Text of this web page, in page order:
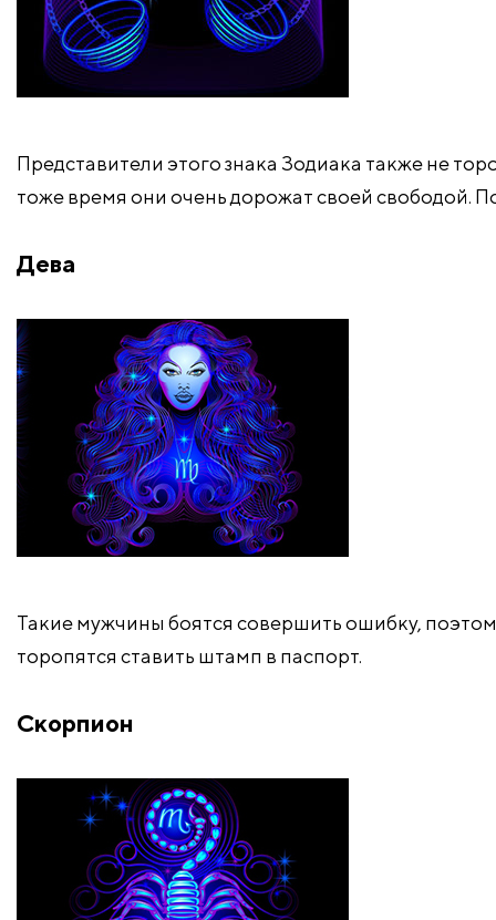
Представители этого знака Зодиака также не
тоже время они очень дорожат своей свободой.
Дева
Такие мужчины боятся совершить ошибку,
торопятся ставить штамп в паспорт.
Скорпион